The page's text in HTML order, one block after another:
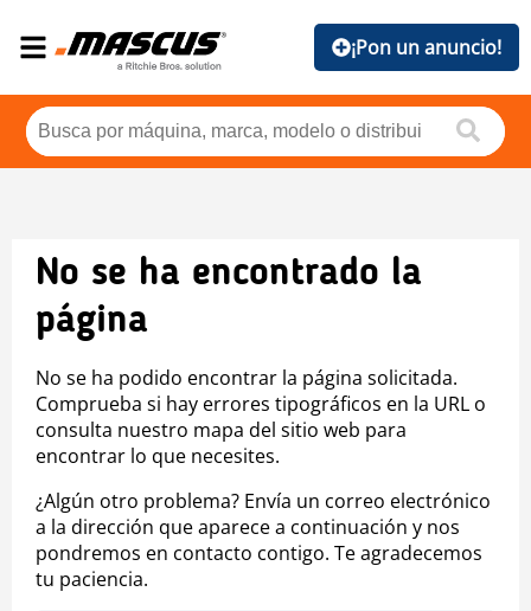
¡Pon un anuncio!
No se ha encontrado la
página
No se ha podido encontrar la página solicitada.
Comprueba si hay errores tipográficos en la URL o
consulta nuestro mapa del sitio web para
encontrar lo que necesites.
¿Algún otro problema? Envía un correo electrónico
a la dirección que aparece a continuación y nos
pondremos en contacto contigo. Te agradecemos
tu paciencia.